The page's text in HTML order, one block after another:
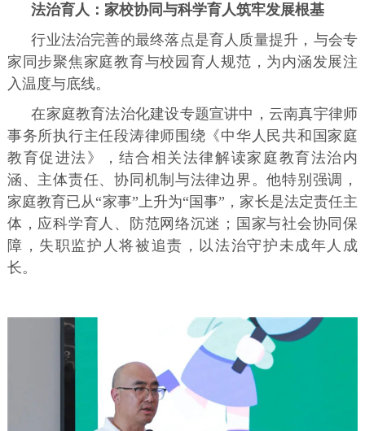
法治育人：家校协同与科学育人筑牢发展根基
行业法治完善的最终落点是育人质量提升，与会专
家同步聚焦家庭教育与校园育人规范，为内涵发展注
入温度与底线。
在家庭教育法治化建设专题宣讲中，云南真宇律师
事务所执行主任段涛律师围绕《中华人民共和国家庭
教育促进法》，结合相关法律解读家庭教育法治内
涵、主体责任、协同机制与法律边界。他特别强调，
家庭教育已从“家事”上升为“国事”，家长是法定责任主
体，应科学育人、防范网络沉迷；国家与社会协同保
障，失职监护人将被追责，以法治守护未成年人成
长。